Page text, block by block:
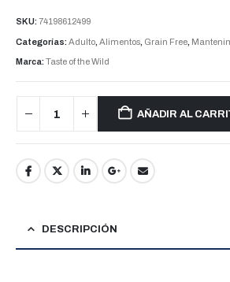
SKU:74198612499
Categorías:Adulto, Alimentos, Grain Free,
Marca:Taste of the Wild
AÑADIR AL
DESCRIPCIÓN